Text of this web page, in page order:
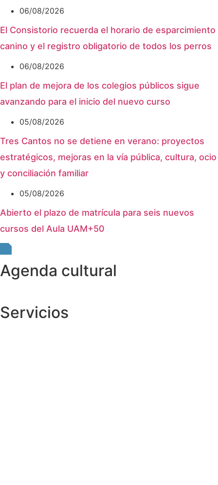
06/08/2026
El Consistorio recuerda el horario de esparcimiento
canino y el registro obligatorio de todos los perros
06/08/2026
El plan de mejora de los colegios públicos sigue
avanzando para el inicio del nuevo curso
05/08/2026
Tres Cantos no se detiene en verano: proyectos
estratégicos, mejoras en la vía pública, cultura, ocio
y conciliación familiar
05/08/2026
Abierto el plazo de matrícula para seis nuevos
cursos del Aula UAM+50
Agenda cultural
Servicios